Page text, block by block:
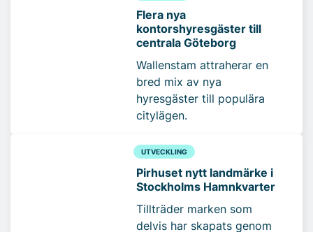
Flera nya
kontorshyresgäster till
centrala Göteborg
Wallenstam attraherar en
bred mix av nya
hyresgäster till populära
citylägen.
UTVECKLING
Pirhuset nytt landmärke i
Stockholms Hamnkvarter
Tillträder marken som
delvis har skapats genom